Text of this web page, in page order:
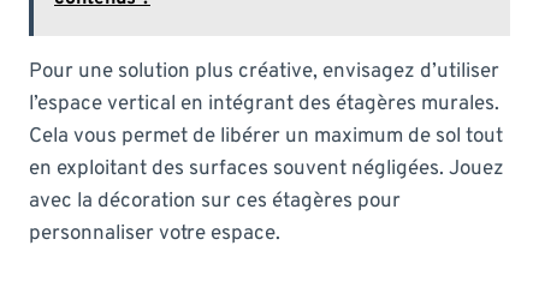
Pour une solution plus créative, envisagez d’utiliser
l’espace vertical en intégrant des étagères murales.
Cela vous permet de libérer un maximum de sol tout
en exploitant des surfaces souvent négligées. Jouez
avec la décoration sur ces étagères pour
personnaliser votre espace.